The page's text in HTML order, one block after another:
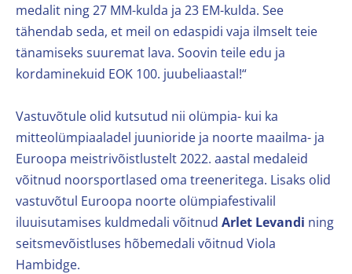
medalit ning 27 MM-kulda ja 23 EM-kulda. See
tähendab seda, et meil on edaspidi vaja ilmselt teie
tänamiseks suuremat lava. Soovin teile edu ja
kordaminekuid EOK 100. juubeliaastal!“
Vastuvõtule olid kutsutud nii olümpia- kui ka
mitteolümpiaaladel juunioride ja noorte maailma- ja
Euroopa meistrivõistlustelt 2022. aastal medaleid
võitnud noorsportlased oma treeneritega. Lisaks olid
vastuvõtul Euroopa noorte olümpiafestivalil
iluuisutamises kuldmedali võitnud Arlet Levandi ning
seitsmevõistluses hõbemedali võitnud Viola
Hambidge.